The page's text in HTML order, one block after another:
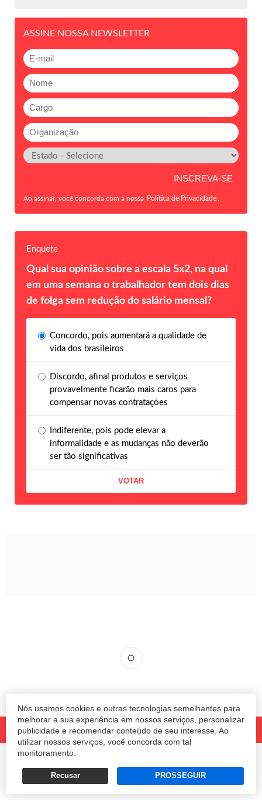
Nós usamos cookies e outras tecnologias semelhantes para
melhorar a sua experiência em nossos serviços, personalizar
publicidade e recomendar conteúdo de seu interesse. Ao
utilizar nossos serviços, você concorda com tal
monitoramento.
Recusar PROSSEGUIR
ASSINE NOSSA NEWSLETTER
Ao assinar, você concorda com a nossa Política de Privacidade
Enquete
Qual sua opinião sobre a escala 5x2, na qual
em uma semana o trabalhador tem dois dias
de folga sem redução do salário mensal?
Concordo, pois aumentará a qualidade de
vida dos brasileiros
Discordo, afinal produtos e serviços
provavelmente ficarão mais caros para
compensar novas contratações
Indiferente, pois pode elevar a
informalidade e as mudanças não deverão
ser tão significativas
CEO da plataforma de videoconferência
lidera uma trajetória de crescimento
para o pós-pandemia
RAFAEL CODONHO*
03/12/2020 18:31